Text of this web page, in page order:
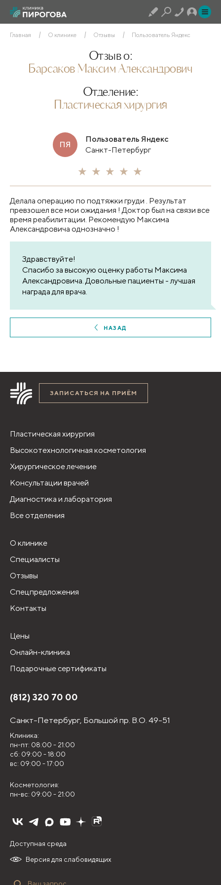
Главная О клинике Отзывы Пользователь Яндекс
Отзыв о:
Барсаков Максим Александрович
Отделение:
Пластическая хирургия
ПЯ
Пользователь Яндекс
Санкт-Петербург
Делала операцию по подтяжки груди . Результат
превзошел все мои ожидания ! Доктор был на связи все
время реабилитации. Рекомендую Максима
Александровича однозначно !
Здравствуйте!
Спасибо за высокую оценку работы Максима
Александровича. Довольные пациенты - лучшая
награда для врача.
НАЗАД
ЗАПИСАТЬСЯ НА ПРИЁМ
Пластическая хирургия
Высокотехнологичная косметология
Хирургическое лечение
Консультации врачей
Диагностика и лаборатория
Все отделения
О клинике
Специалисты
Отзывы
Спецпредложения
Контакты
Цены
Онлайн-клиника
Подарочные сертификаты
(812) 320 70 00
Санкт-Петербург, Большой пр. В.О. 49-51
Клиника:
пн-пт: 08:00 - 21:00
сб: 09:00 - 18:00
вс: 09:00 - 17:00
Косметология:
пн-вс: 09:00 - 21:00
Версия для слабовидящих
Доступная среда